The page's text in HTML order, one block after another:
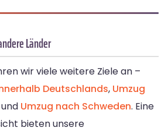
Länder
wir viele weitere Ziele an –
Deutschlands, Umzug
und Umzug nach Schweden. Eine
bieten unsere